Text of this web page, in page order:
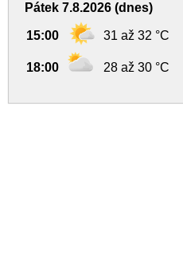
Pátek 7.8.2026 (dnes)
15:00 31 až 32 °C
18:00 28 až 30 °C